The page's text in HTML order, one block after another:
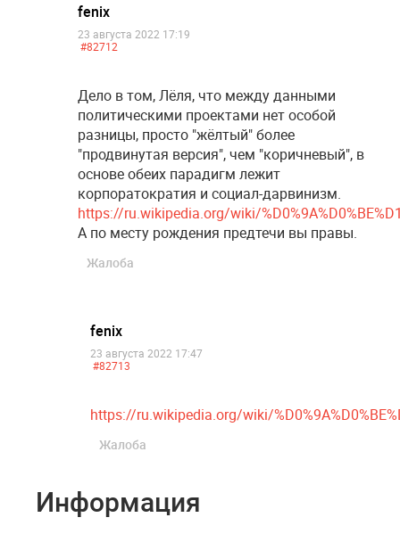
fenix
23 августа 2022 17:19
#82712
Дело в том, Лёля, что между данными
политическими проектами нет особой
разницы, просто "жёлтый" более
"продвинутая версия", чем "коричневый", в
основе обеих парадигм лежит
корпоратократия и социал-дарвинизм.
https://ru.wikipedia.org/wiki/
А по месту рождения предтечи вы правы.
Жалоба
fenix
23 августа 2022 17:47
#82713
https://ru.wikipedia.org/wiki/
Жалоба
Информация